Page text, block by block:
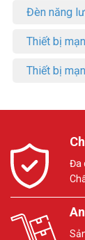
Đèn năng
Thiết bị
Thiết bị
Đa